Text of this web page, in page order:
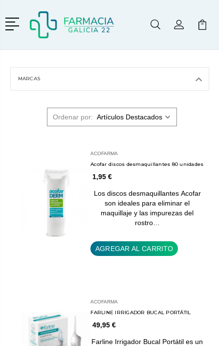
Menú
BuscarMi Cuenta
Mi
MARCAS
Ordenar por:
ACOFARMA
Acofar discos desmaquillantes 80 unidades
1,95 €
Los discos desmaquillantes Acofar
son ideales para eliminar el
maquillaje y las impurezas del
rostro…
AGREGAR AL CARRITO
ACOFARMA
FARLINE IRRIGADOR BUCAL PORTÁTIL
49,95 €
Farline Irrigador Bucal Portátil es un